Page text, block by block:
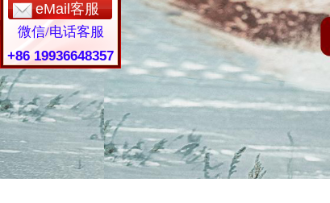
eMail客服
微信/电话客服
+86 19936648357